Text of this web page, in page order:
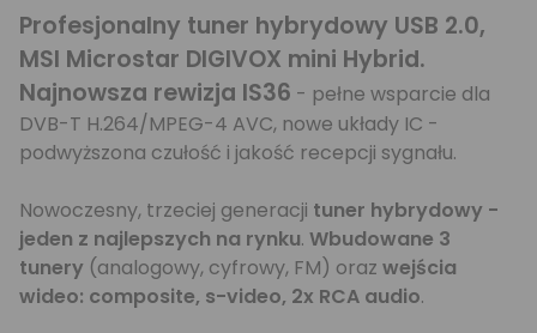
Profesjonalny tuner hybrydowy USB 2.0,
MSI Microstar DIGIVOX mini Hybrid.
Najnowsza rewizja IS36 - pełne wsparcie dla
DVB-T H.264/MPEG-4 AVC, nowe układy IC -
podwyższona czułość i jakość recepcji sygnału.
Nowoczesny, trzeciej generacji tuner hybrydowy -
jeden z najlepszych na rynku. Wbudowane 3
tunery (analogowy, cyfrowy, FM) oraz wejścia
wideo: composite, s-video, 2x RCA audio.